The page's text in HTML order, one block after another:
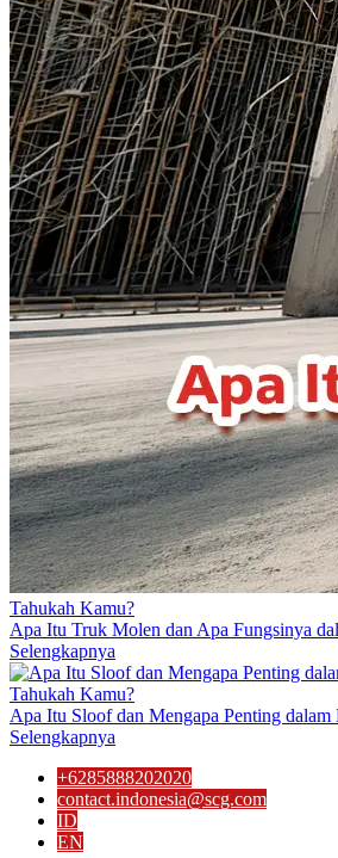
Tahukah Kamu?
Apa Itu Truk Molen dan Apa Fungsinya
Selengkapnya
Tahukah Kamu?
Apa Itu Sloof dan Mengapa Penting
Selengkapnya
+6285888202020
contact.indonesia@scg.com
ID
EN